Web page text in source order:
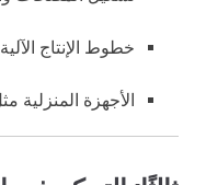
خطوط الإنتاج
الأجهزة المنزلية